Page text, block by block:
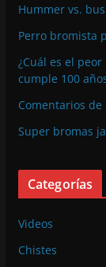
Hummer vs.
Perro bromista
¿Cuál es el
cumple 100
Comentarios de
Super bromas
Categorías
Videos
Chistes